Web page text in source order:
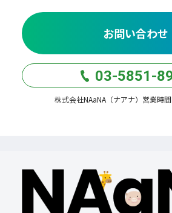
お問い合わせ
03-5851-
株式会社NAaNA（ナアナ）営業時